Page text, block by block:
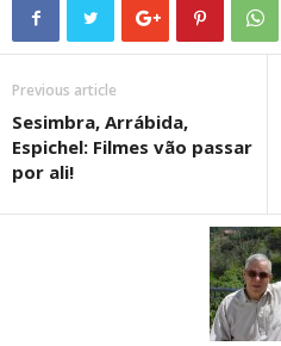
Previous article
Sesimbra, Arrábida,
Espichel: Filmes vão passar
por ali!